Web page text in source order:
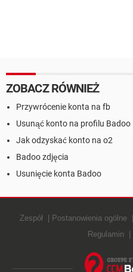
ZOBACZ RÓWNIEŻ
Przywrócenie konta na fb
Usunąć konto na profilu Badoo
Jak odzyskać konto na o2
Badoo zdjęcia
Usunięcie konta Badoo
Zespół Postanowienia ogólne
Regulamin